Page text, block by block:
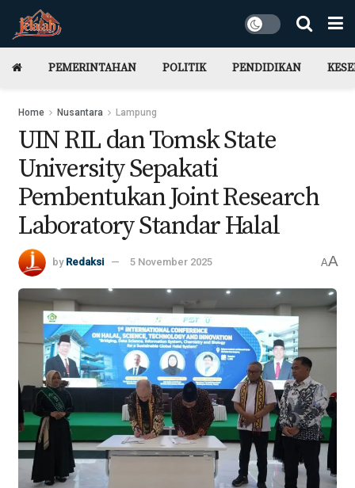
PEMERINTAHAN POLITIK PENDIDIKAN
Home Nusantara Lampung
UIN RIL dan Tomsk State
University Sepakati
Pembentukan Joint Research
Laboratory Standar Halal
by Redaksi 5 November 2025 AA